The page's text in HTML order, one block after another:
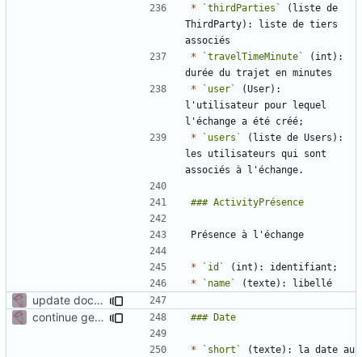
*
`thirdParties`
(liste de
ThirdParty): liste de tiers
*
`travelTimeMinute`
(int):
*
`user`
(User):
l'utilisateur pour lequel
*
`users`
(liste de Users):
les utilisateurs qui sont
* `id`
*
`name`
update documentation for docgen
continue gen doc documentation
* `short`
(texte): la date au